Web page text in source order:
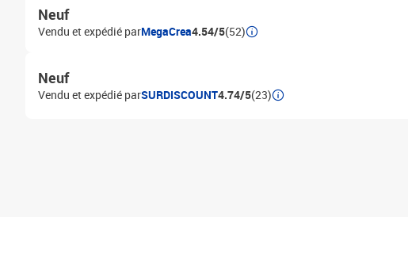
Neuf
Vendu et expédié parMegaCrea4.54/5(52)
Neuf
Vendu et expédié parSURDISCOUNT4.74/5(23)